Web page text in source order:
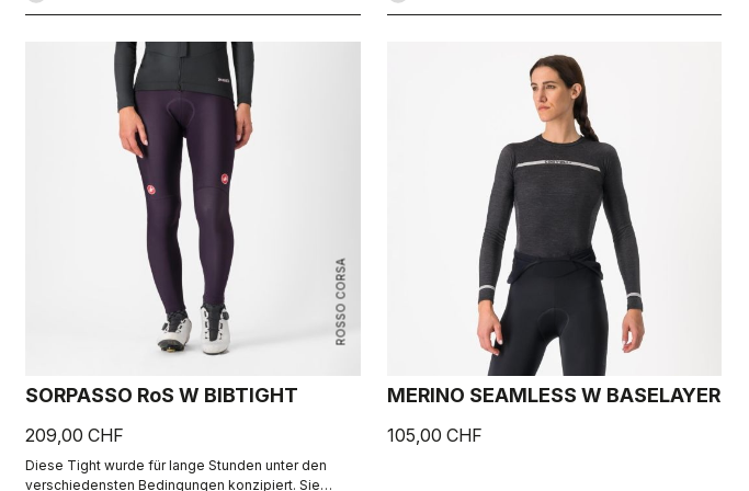
ROSSO CORSA
SORPASSO RoS W BIBTIGHT
209,00 CHF
Diese Tight wurde für lange Stunden unter den
verschiedensten Bedingungen konzipiert. Sie
MERINO SEAMLESS W BASELAYER
105,00 CHF